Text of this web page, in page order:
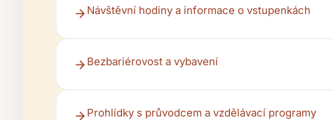
Návštěvní hodiny a informace o vstupenkách
Bezbariérovost a vybavení
Prohlídky s průvodcem a vzdělávací programy